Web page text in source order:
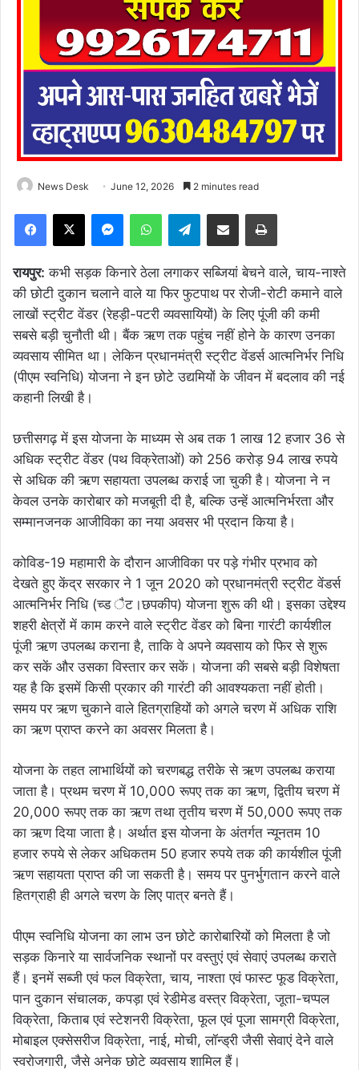
News Desk June 12, 2026 2 minutes read
Facebook
X MessengerWhatsAppTelegramShare via Email Print
रायपुर: कभी सड़क किनारे ठेला लगाकर सब्जियां बेचने वाले, चाय-नाश्ते
की छोटी दुकान चलाने वाले या फिर फुटपाथ पर रोजी-रोटी कमाने वाले
लाखों स्ट्रीट वेंडर (रेहड़ी-पटरी व्यवसायियों) के लिए पूंजी की कमी
सबसे बड़ी चुनौती थी। बैंक ऋण तक पहुंच नहीं होने के कारण उनका
व्यवसाय सीमित था। लेकिन प्रधानमंत्री स्ट्रीट वेंडर्स आत्मनिर्भर निधि
(पीएम स्वनिधि) योजना ने इन छोटे उद्यमियों के जीवन में बदलाव की नई
कहानी लिखी है।
छत्तीसगढ़ में इस योजना के माध्यम से अब तक 1 लाख 12 हजार 36 से
अधिक स्ट्रीट वेंडर (पथ विक्रेताओं) को 256 करोड़ 94 लाख रुपये
से अधिक की ऋण सहायता उपलब्ध कराई जा चुकी है। योजना ने न
केवल उनके कारोबार को मजबूती दी है, बल्कि उन्हें आत्मनिर्भरता और
सम्मानजनक आजीविका का नया अवसर भी प्रदान किया है।
कोविड-19 महामारी के दौरान आजीविका पर पड़े गंभीर प्रभाव को
देखते हुए केंद्र सरकार ने 1 जून 2020 को प्रधानमंत्री स्ट्रीट वेंडर्स
आत्मनिर्भर निधि (च्ड ैट।छपकीप) योजना शुरू की थी। इसका उद्देश्य
शहरी क्षेत्रों में काम करने वाले स्ट्रीट वेंडर को बिना गारंटी कार्यशील
पूंजी ऋण उपलब्ध कराना है, ताकि वे अपने व्यवसाय को फिर से शुरू
कर सकें और उसका विस्तार कर सकें। योजना की सबसे बड़ी विशेषता
यह है कि इसमें किसी प्रकार की गारंटी की आवश्यकता नहीं होती।
समय पर ऋण चुकाने वाले हितग्राहियों को अगले चरण में अधिक राशि
का ऋण प्राप्त करने का अवसर मिलता है।
योजना के तहत लाभार्थियों को चरणबद्ध तरीके से ऋण उपलब्ध कराया
जाता है। प्रथम चरण में 10,000 रूपए तक का ऋण, द्वितीय चरण में
20,000 रूपए तक का ऋण तथा तृतीय चरण में 50,000 रूपए तक
का ऋण दिया जाता है। अर्थात इस योजना के अंतर्गत न्यूनतम 10
हजार रुपये से लेकर अधिकतम 50 हजार रुपये तक की कार्यशील पूंजी
ऋण सहायता प्राप्त की जा सकती है। समय पर पुनर्भुगतान करने वाले
हितग्राही ही अगले चरण के लिए पात्र बनते हैं।
पीएम स्वनिधि योजना का लाभ उन छोटे कारोबारियों को मिलता है जो
सड़क किनारे या सार्वजनिक स्थानों पर वस्तुएं एवं सेवाएं उपलब्ध कराते
हैं। इनमें सब्जी एवं फल विक्रेता, चाय, नाश्ता एवं फास्ट फूड विक्रेता,
पान दुकान संचालक, कपड़ा एवं रेडीमेड वस्त्र विक्रेता, जूता-चप्पल
विक्रेता, किताब एवं स्टेशनरी विक्रेता, फूल एवं पूजा सामग्री विक्रेता,
मोबाइल एक्सेसरीज विक्रेता, नाई, मोची, लॉन्ड्री जैसी सेवाएं देने वाले
स्वरोजगारी, जैसे अनेक छोटे व्यवसाय शामिल हैं।